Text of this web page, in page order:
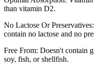
than vitamin D2.
No Lactose Or
contain no lactose and no
Free From: Doesn't contain
soy, fish, or shellfish.